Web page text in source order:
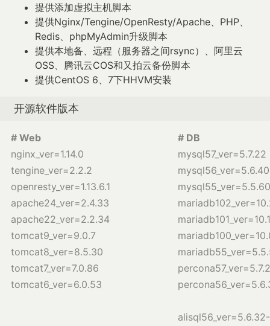
提供添加虚拟主机脚本
提供Nginx/Tengine/OpenResty/Apache、PHP、
Redis、phpMyAdmin升级脚本
提供本地备、远程（服务器之间rsync）、阿里云
OSS、腾讯云COS和又拍云备份脚本
提供CentOS 6、7下HHVM安装
开源软件版本
# Web
# DB
nginx_ver=1.14.0
mysql57_ver=5.7.22
tengine_ver=2.2.2
mysql56_ver=5.6.40
openresty_ver=1.13.6.1
mysql55_ver=5.5.60
apache24_ver=2.4.33
apache22_ver=2.2.34
tomcat9_ver=9.0.7
tomcat8_ver=8.5.30
tomcat7_ver=7.0.86
tomcat6_ver=6.0.53